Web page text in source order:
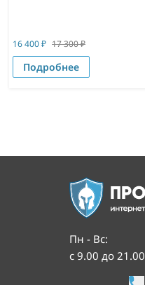
16 400₽ 17 300₽
Подробнее
Пн - Вс:
с 9.00 до 21.00